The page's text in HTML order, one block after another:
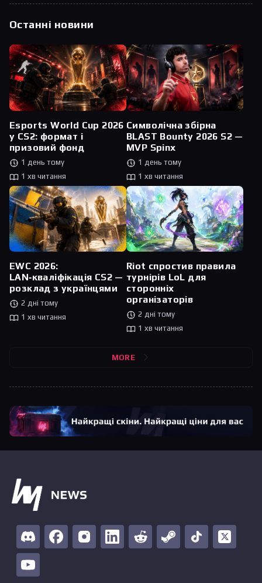
Останні новини
Esports World Cup 2026
у CS2: формат і
призовий фонд
1 день тому
1 хв читання
Символічна збірна
BLAST Bounty 2026 S2 —
MVP Spinx
1 день тому
1 хв читання
EWC 2026:
LAN‑кваліфікація CS2 —
розклад з українцями
2 дні тому
1 хв читання
Riot спростив правила
турнірів LoL для
сторонніх
організаторів
2 дні тому
1 хв читання
MORE